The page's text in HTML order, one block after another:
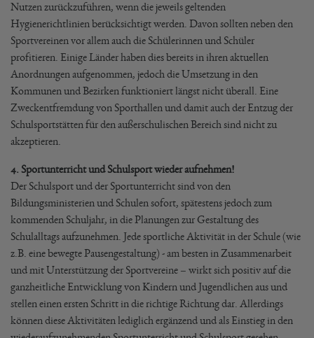
Nutzen zurückzuführen, wenn die jeweils geltenden
Hygienerichtlinien berücksichtigt werden. Davon sollten neben den
Sportvereinen vor allem auch die Schülerinnen und Schüler
profitieren. Einige Länder haben dies bereits in ihren aktuellen
Anordnungen aufgenommen, jedoch die Umsetzung in den
Kommunen und Bezirken funktioniert längst nicht überall. Eine
Zweckentfremdung von Sporthallen und damit auch der Entzug der
Schulsportstätten für den außerschulischen Bereich sind nicht zu
akzeptieren.
4. Sportunterricht und Schulsport wieder aufnehmen!
Der Schulsport und der Sportunterricht sind von den
Bildungsministerien und Schulen sofort, spätestens jedoch zum
kommenden Schuljahr, in die Planungen zur Gestaltung des
Schulalltags aufzunehmen. Jede sportliche Aktivität in der Schule (wie
z.B. eine bewegte Pausengestaltung) - am besten in Zusammenarbeit
und mit Unterstützung der Sportvereine – wirkt sich positiv auf die
ganzheitliche Entwicklung von Kindern und Jugendlichen aus und
stellen einen ersten Schritt in die richtige Richtung dar. Allerdings
können diese Aktivitäten lediglich ergänzend und als Einstieg in den